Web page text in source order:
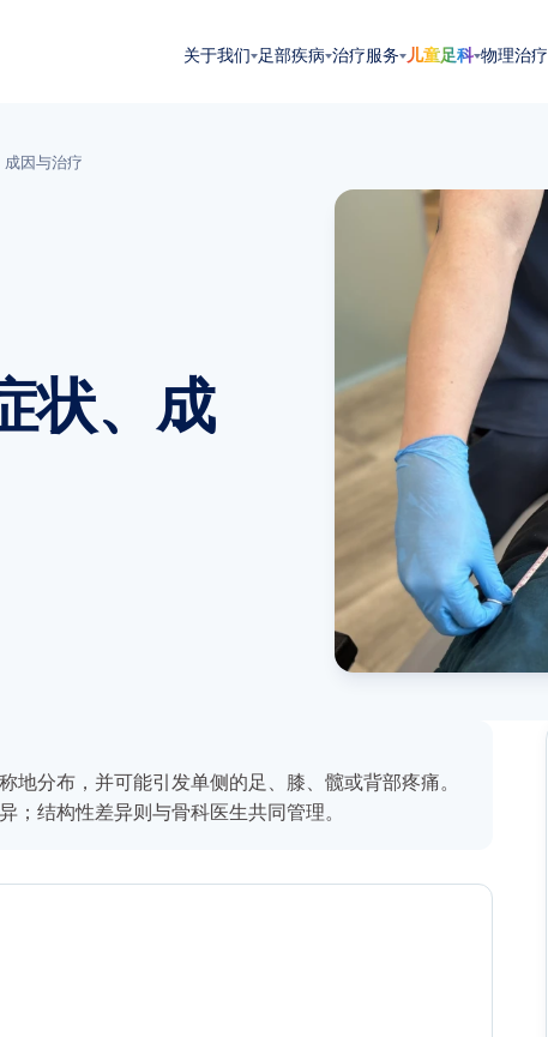
关于我们 足部疾病 治疗服务 儿童足科 物理治疗
因与治疗
状、成
分布，并可能引发单侧的足、膝、髋或背部疼痛。
结构性差异则与骨科医生共同管理。